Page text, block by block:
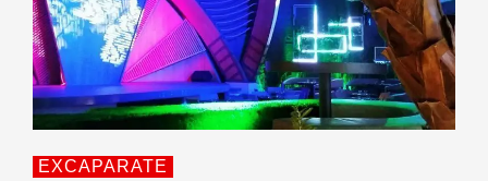
EXCAPARATE